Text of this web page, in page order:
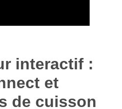
interactif :
et
de cuisson